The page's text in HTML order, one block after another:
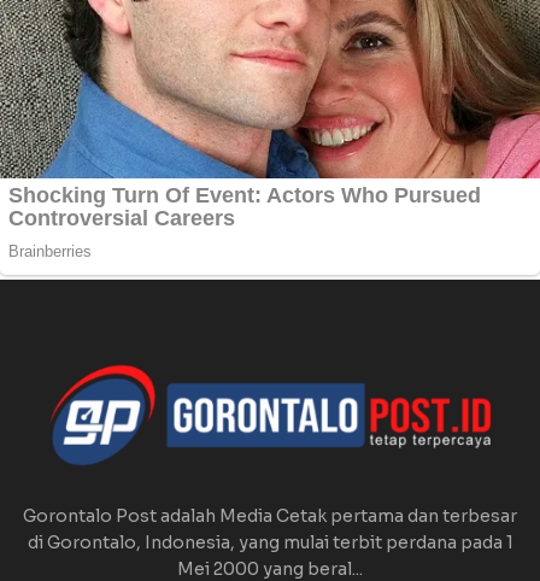
Gorontalo Post adalah Media Cetak pertama dan terbesar
di Gorontalo, Indonesia, yang mulai terbit perdana pada 1
Mei 2000 yang beral...